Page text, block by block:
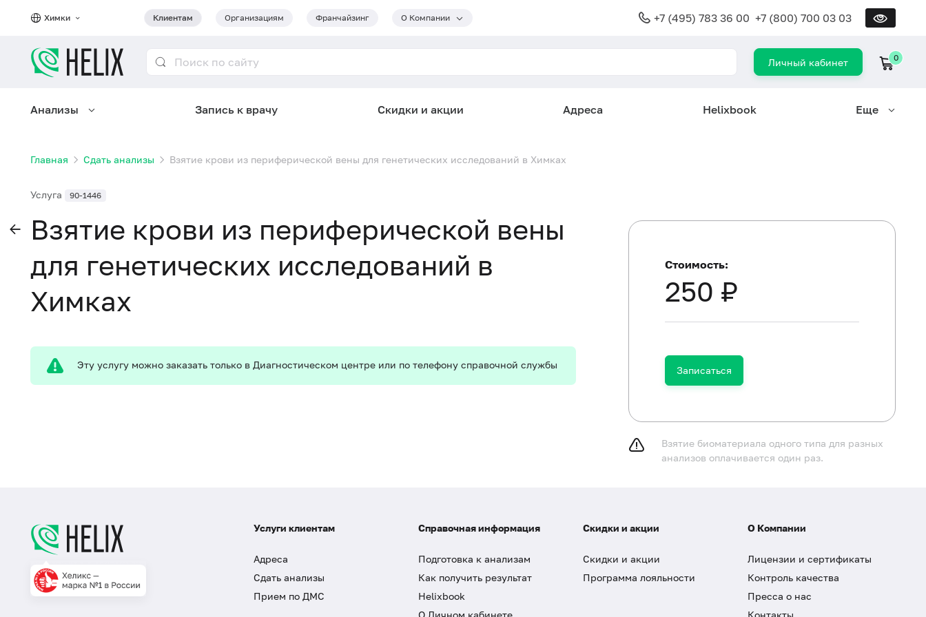
Химки Клиентам Организациям Франчайзинг О Компании +7 (495) 783 36 00 +7 (800) 700 03 03
Личный кабинет 0
Анализы Запись к врачу Скидки и акции Адреса Helixbook Еще
Главная Сдать анализы Взятие крови из периферической вены для генетических исследований в Химках
Услуга 90-1446
Взятие крови из периферической вены
для генетических исследований в
Химках
Эту услугу можно заказать только в Диагностическом центре или по телефону справочной службы
Стоимость:
250 ₽
Записаться
Взятие биоматериала одного типа для разных
анализов оплачивается один раз.
Услуги клиентам
Адреса
Сдать анализы
Прием по ДМС
Справочная информация
Подготовка к анализам
Как получить результат
Helixbook
О Личном кабинете
Скидки и акции
Скидки и акции
Программа лояльности
О Компании
Лицензии и сертификаты
Контроль качества
Пресса о нас
Контакты